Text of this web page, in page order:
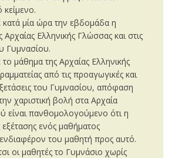
κατά μία ώρα την εβδομάδα η
Αρχαίας Ελληνικής Γλώσσας και στις
Γυμνασίου.
μάθημα της Αρχαίας Ελληνικής
από τις προαγωγικές και
του Γυμνασίου, απόφαση
χαριστική βολή στα Αρχαία
είναι πανθομολογούμενο ότι η
ενός μαθήματος
ενδιαφέρον του μαθητή προς αυτό.
οι μαθητές το Γυμνάσιο χωρίς